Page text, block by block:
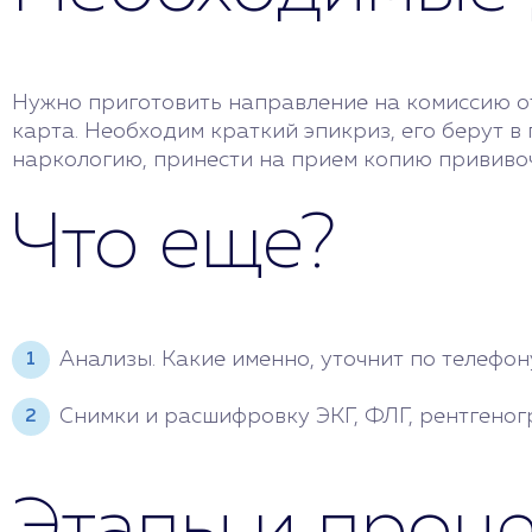
Анализы крови, мочи и кала.
Снимки и расшифровка ЭКГ, ФЛГ,
Нужно приготовить направление на комиссию
карта. Необходим краткий эпикриз, его берут
наркологию, принести на прием копию
Что еще?
Анализы. Какие именно, уточнит по
Снимки и расшифровку ЭКГ, ФЛГ,